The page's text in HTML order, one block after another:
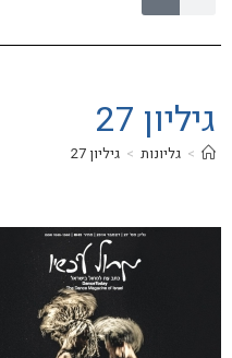
גיליון 27
> גליונות > גיליון 27